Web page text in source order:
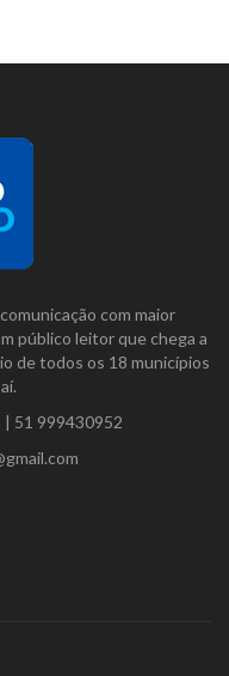
com maior
público leitor que chega a
de todos os 18 municípios
| 51 999430952